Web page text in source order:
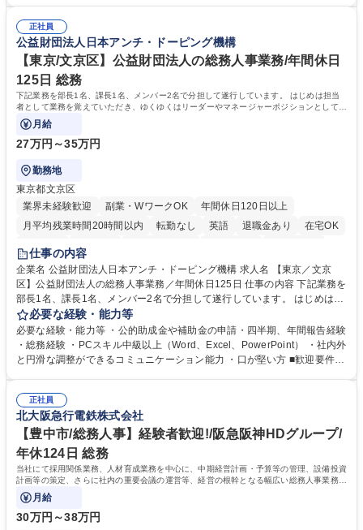
当社の指定する業務 募集職種 東京都品川区【営業アシスタント】未経験O
K◆受発注・事務◆年間休日130日
変化に臨機応変かつ柔軟に対応できる方、約束を守り正確に作業を進めら
れる方を求めています。高度なPCスキルや関数知識は一切不要です。丁
寧な指導体制が整っているため、安心してお仕事をスタートしていただけ
ます。 学歴・資格 学歴：大学院 大学 高専 短大 専修学校 高校 語学力：
資格：
正社員
公益財団法人日本アンチ・ドーピング機構
【東京/文京区】公益財団法人の総務人事業務/年間休日
125日 総務
下記業務を部長1名、課長1名、メンバー2名で分担して遂行しています。 はじめは担当
者として業務を覚えていただき、ゆくゆくはリーダーやマネージャーポジションとして活
躍いただくことを期待しています。
月給
27万円～35万円
勤務地
東京都文京区
業界未経験歓迎
副業・WワークOK
年間休日120日以上
月平均残業時間20時間以内
転勤なし 英語 退職金あり
在宅OK
賞与あり
育休あり
食事補助あり
仕事の内容
企業名 公益財団法人日本アンチ・ドーピング機構 求人名 【東京／文京
区】公益財団法人の総務人事業務／年間休日125日 仕事の内容 下記業務を
部長1名、課長1名、メンバー2名で分担して遂行しています。 はじめは担
当者として業務を覚えていただき、ゆくゆくはリーダーやマネージャーポ
ジションとして活躍いただくことを期待しています。 【総務・人事グルー
プの業務内容】 ・人事制度関連 ・採用活動 ・教育研修の企画、実行 ・勤
怠管理 ・官公庁への各種提出 ・法定の会議運営（評議員会、理事会） ・
管理 ・福利厚生関連 ・職員からの問合せ、相談対応 ・その他日常の総務
業務全般 募集職種 【東京／文京区】公益財団法人の総務人事業務／年間
休日125日
必要な経験・能力等
必要な経験・能力等 ・公的助成金や補助金の申請・四半期、年間報告経験
・総務経験 ・PCスキル中級以上（Word、Excel、PowerPoint） ・社内外
と円滑な調整ができるコミュニケーション能力 ・口が堅い方 ■歓迎要件
正社員
北大阪急行電鉄株式会社
【豊中市/総務人事】経験者歓迎!/阪急阪神HDグループ/
年休124日 総務
当社にて採用関係業務、人材育成業務を中心に、中期経営計画・予算等の管理、設備投資
計画等の策定、さらに社内の重要会議の運営等、経営の根幹となる幅広い総務人事業務全
般を担当していただきます。
月給
30万円～38万円